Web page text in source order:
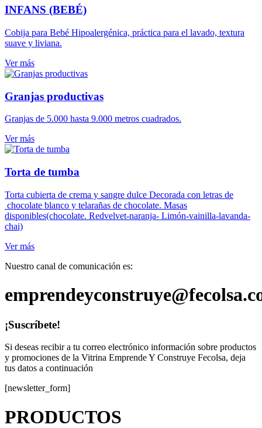
INFANS (BEBÉ)
Cobija para Bebé Hipoalergénica, práctica para el lavado, textura
suave y liviana.
Ver más
Granjas productivas
Granjas de 5.000 hasta 9.000 metros cuadrados.
Ver más
Torta de tumba
Torta cubierta de crema y sangre dulce Decorada con letras de
chocolate blanco y telarañas de chocolate. Masas
disponibles(chocolate. Redvelvet-naranja- Limón-vainilla-lavanda-
chai)
Ver más
Nuestro canal de comunicación es:
¡Suscríbete!
Si deseas recibir a tu correo electrónico información sobre productos
y promociones de la Vitrina Emprende Y Construye Fecolsa, deja
tus datos a continuación
[newsletter_form]
PRODUCTOS